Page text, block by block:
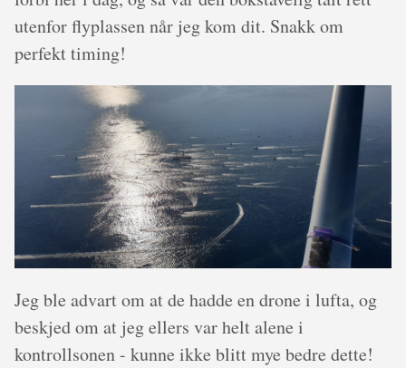
utenfor flyplassen når jeg kom dit. Snakk om
perfekt timing!
Jeg ble advart om at de hadde en drone i lufta, og
beskjed om at jeg ellers var helt alene i
kontrollsonen - kunne ikke blitt mye bedre dette!